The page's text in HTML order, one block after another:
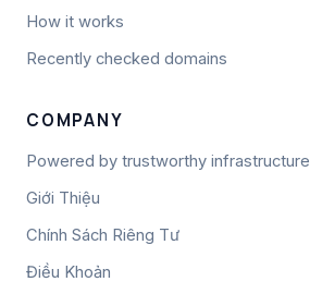
How it works
Recently checked domains
COMPANY
Powered by trustworthy infrastructure
Giới Thiệu
Chính Sách Riêng Tư
Điều Khoản